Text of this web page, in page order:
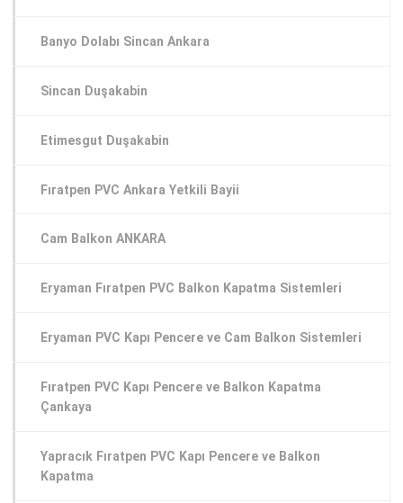
Banyo Dolabı Sincan Ankara
Sincan Duşakabin
Etimesgut Duşakabin
Fıratpen PVC Ankara Yetkili Bayii
Cam Balkon ANKARA
Eryaman Fıratpen PVC Balkon Kapatma Sistemleri
Eryaman PVC Kapı Pencere ve Cam Balkon Sistemleri
Fıratpen PVC Kapı Pencere ve Balkon Kapatma
Çankaya
Yapracık Fıratpen PVC Kapı Pencere ve Balkon
Kapatma